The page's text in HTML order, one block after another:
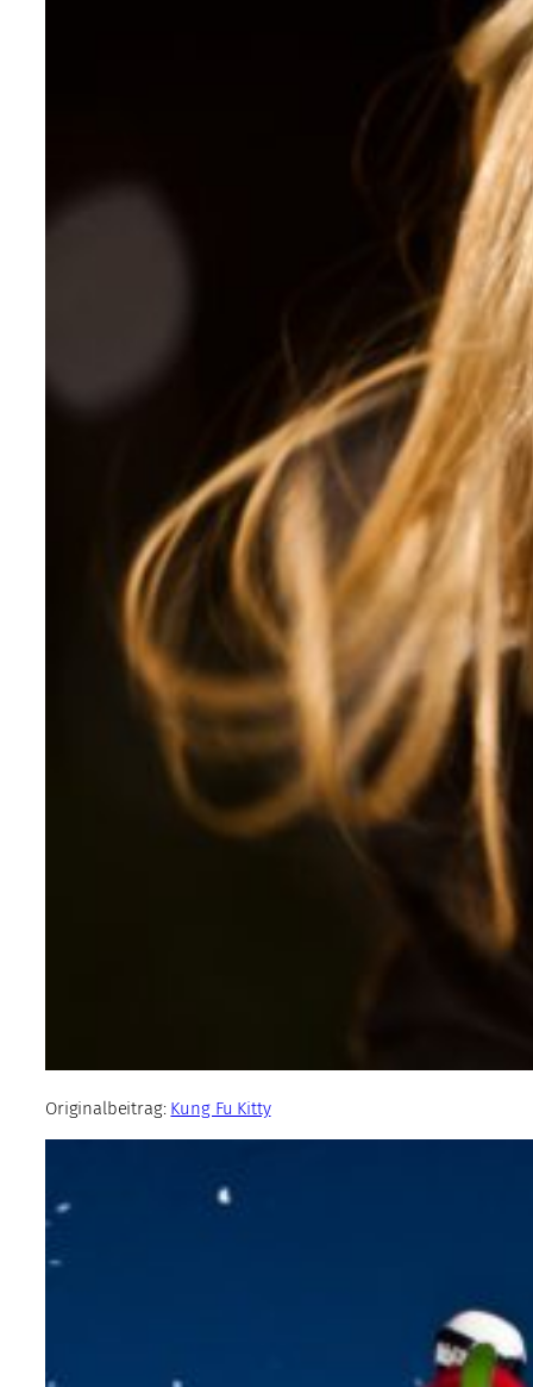
Originalbeitrag: Kung Fu Kitty